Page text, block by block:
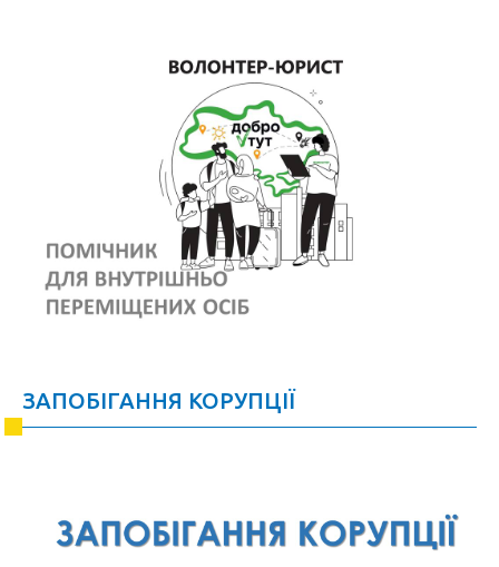
ЗАПОБІГАННЯ КОРУПЦІЇ